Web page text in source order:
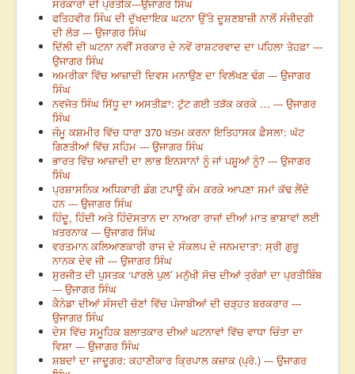
ਸਰੋਕਾਰਾਂ ਦੀ ਪ੍ਰਤੀਕ---ਉਜਾਗਰ ਸਿੰਘ
ਫਤਿਹਵੀਰ ਸਿੰਘ ਦੀ ਦੁੱਖਦਾਇਕ ਘਟਨਾ ਉੱਤੇ ਦੂਸ਼ਣਬਾਜ਼ੀ ਨਾਲੋਂ ਸੰਜੀਦਗੀ
ਦੀ ਲੋੜ --- ਉਜਾਗਰ ਸਿੰਘ
ਦਿੱਲੀ ਦੀ ਘਟਨਾ ਨਵੀਂ ਸਰਕਾਰ ਦੇ ਨਵੇਂ ਰਾਸ਼ਟਰਵਾਦ ਦਾ ਪਹਿਲਾ ਤੋਹਫ਼ਾ ---
ਉਜਾਗਰ ਸਿੰਘ
ਅਮਰੀਕਾ ਵਿੱਚ ਆਜ਼ਾਦੀ ਦਿਵਸ ਮਨਾਉਣ ਦਾ ਵਿਲੱਖਣ ਢੰਗ --- ਉਜਾਗਰ
ਸਿੰਘ
ਨਵਜੋਤ ਸਿੰਘ ਸਿੱਧੂ ਦਾ ਅਸਤੀਫ਼ਾ: ਟੁੱਟ ਗਈ ਤੜੱਕ ਕਰਕੇ … --- ਉਜਾਗਰ
ਸਿੰਘ
ਜੰਮੂ ਕਸ਼ਮੀਰ ਵਿੱਚ ਧਾਰਾ 370 ਖ਼ਤਮ ਕਰਨਾ ਇਤਿਹਾਸਕ ਫ਼ੈਸਲਾ: ਘੱਟ
ਗਿਣਤੀਆਂ ਵਿੱਚ ਸਹਿਮ --- ਉਜਾਗਰ ਸਿੰਘ
ਭਾਰਤ ਵਿੱਚ ਆਜ਼ਾਦੀ ਦਾ ਲਾਭ ਇਨਸਾਨਾਂ ਨੂੰ ਜਾਂ ਪਸ਼ੂਆਂ ਨੂੰ? --- ਉਜਾਗਰ
ਸਿੰਘ
ਪ੍ਰਸ਼ਾਸਨਿਕ ਅਧਿਕਾਰੀ ਡੰਗ ਟਪਾਊ ਕੰਮ ਕਰਕੇ ਆਪਣਾ ਸਮਾਂ ਕੱਢ ਲੈਂਦੇ
ਹਨ --- ਉਜਾਗਰ ਸਿੰਘ
ਹਿੰਦੂ, ਹਿੰਦੀ ਅਤੇ ਹਿੰਦੋਸਤਾਨ ਦਾ ਨਾਅਰਾ ਰਾਜਾਂ ਦੀਆਂ ਮਾਤ ਭਾਸ਼ਾਵਾਂ ਲਈ
ਖ਼ਤਰਨਾਕ --- ਉਜਾਗਰ ਸਿੰਘ
ਵਰਤਮਾਨ ਕਲਿਆਣਕਾਰੀ ਰਾਜ ਦੇ ਸੰਕਲਪ ਦੇ ਜਨਮਦਾਤਾ: ਸ੍ਰੀ ਗੁਰੂ
ਨਾਨਕ ਦੇਵ ਜੀ --- ਉਜਾਗਰ ਸਿੰਘ
ਸੁਰਜੀਤ ਦੀ ਪੁਸਤਕ ‘ਪਾਰਲੇ ਪੁਲ’ ਮਨੁੱਖੀ ਸੋਚ ਦੀਆਂ ਤ੍ਰੰਗਾਂ ਦਾ ਪ੍ਰਤੀਬਿੰਬ
--- ਉਜਾਗਰ ਸਿੰਘ
ਕੈਨੇਡਾ ਦੀਆਂ ਸੰਸਦੀ ਚੋਣਾਂ ਵਿੱਚ ਪੰਜਾਬੀਆਂ ਦੀ ਚੜ੍ਹਤ ਬਰਕਰਾਰ ---
ਉਜਾਗਰ ਸਿੰਘ
ਦੇਸ ਵਿੱਚ ਸਮੂਹਿਕ ਬਲਾਤਕਾਰ ਦੀਆਂ ਘਟਨਾਵਾਂ ਵਿੱਚ ਵਾਧਾ ਚਿੰਤਾ ਦਾ
ਵਿਸ਼ਾ --- ਉਜਾਗਰ ਸਿੰਘ
ਸ਼ਬਦਾਂ ਦਾ ਜਾਦੂਗਰ: ਕਹਾਣੀਕਾਰ ਕ੍ਰਿਪਾਲ ਕਜ਼ਾਕ (ਪ੍ਰੋ.) --- ਉਜਾਗਰ